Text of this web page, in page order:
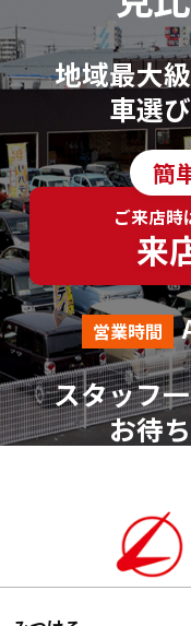
の停止（以下「開
開示等に関する
くは、以下個人情
6．個人情報の取
ご入力は任意で
入力いただいた個
資料請求およびお
がございます。
7．その他
本人が容易に認
得は行っておりま
個人情報に関する
（平日AM10:00～
地域最大
車選
簡
ご来店時
来
営業時間
スタッフ
お待